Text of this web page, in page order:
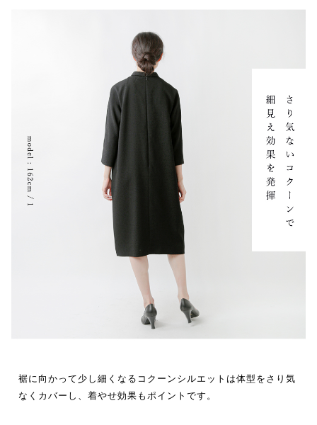
裾に向かって少し細くなるコクーンシルエットは体型をさり気
なくカバーし、着やせ効果もポイントです。